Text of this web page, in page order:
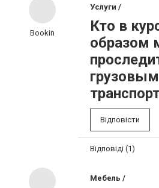
Bookin
Услуги /
Кто в
образом
грузовым
Відповісти
Відповіді (1)
Мебель /